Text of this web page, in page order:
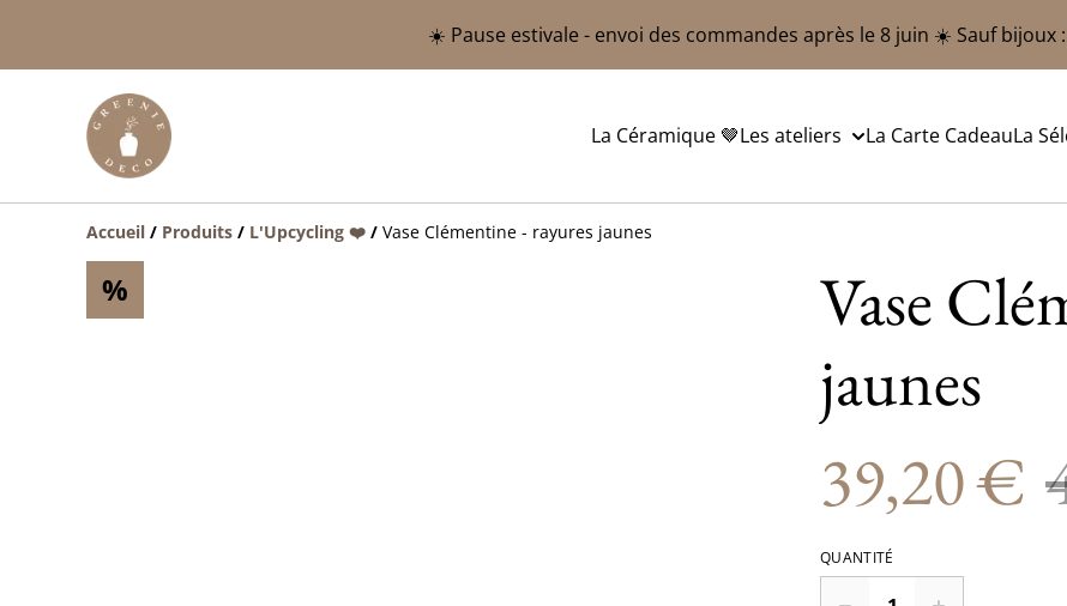
☀️ Pause estivale - envoi des commandes après le 8 juin ☀️ Sauf bijoux
La Céramique 🤎Les ateliers La Carte CadeauLa
Accueil / Produits / L'Upcycling ❤️ / Vase Clémentine - rayures jaunes
%
Vase
jaunes
39,20 €
QUANTITÉ